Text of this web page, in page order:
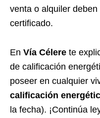
venta o alquiler
certificado.
En Vía Célere te
de calificación
poseer en cualquier
calificación
la fecha). ¡Continúa